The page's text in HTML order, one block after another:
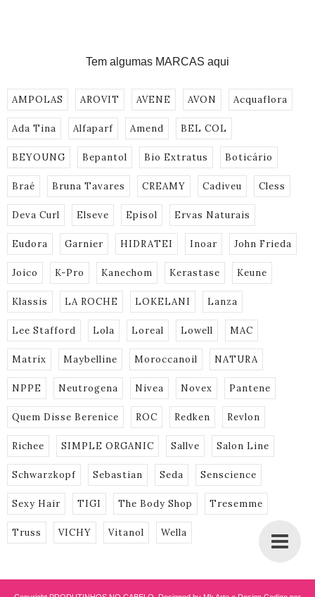
Tem algumas MARCAS aqui
AMPOLAS AROVIT AVENE AVON Acquaflora
Ada Tina Alfaparf Amend BEL COL
BEYOUNG Bepantol Bio Extratus Boticário
Braé Bruna Tavares CREAMY Cadiveu Cless
Deva Curl Elseve Episol Ervas Naturais
Eudora Garnier HIDRATEI Inoar John Frieda
Joico K-Pro Kanechom Kerastase Keune
Klassis LA ROCHE LOKELANI Lanza
Lee Stafford Lola Loreal Lowell MAC
Matrix Maybelline Moroccanoil NATURA
NPPE Neutrogena Nivea Novex Pantene
Quem Disse Berenice ROC Redken Revlon
Richee SIMPLE ORGANIC Sallve Salon Line
Schwarzkopf Sebastian Seda Senscience
Sexy Hair TIGI The Body Shop Tresemme
Truss VICHY Vitanol Wella